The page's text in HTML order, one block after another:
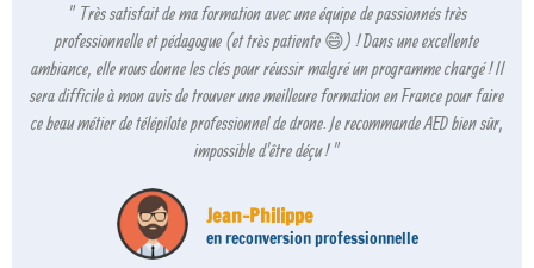
" Très satisfait de ma formation avec une équipe de passionnés très
professionnelle et pédagogue (et très patiente 😄) ! Dans une excellente
ambiance, elle nous donne les clés pour réussir malgré un programme chargé ! Il
sera difficile à mon avis de trouver une meilleure formation en France pour faire
ce beau métier de télépilote professionnel de drone. Je recommande AED bien sûr,
impossible d'être déçu ! "
Jean-Philippe
en reconversion professionnelle